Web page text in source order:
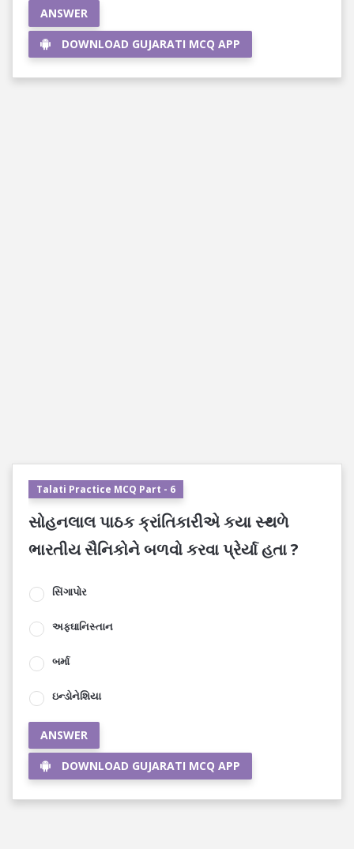
ANSWER
DOWNLOAD GUJARATI MCQ APP
Talati Practice MCQ Part - 6
સોહનલાલ પાઠક ક્રાંતિકારીએ કયા સ્થળે
ભારતીય સૈનિકોને બળવો કરવા પ્રેર્યા હતા ?
સિંગાપોર
અફઘાનિસ્તાન
બર્મા
ઇન્ડોનેશિયા
ANSWER
DOWNLOAD GUJARATI MCQ APP